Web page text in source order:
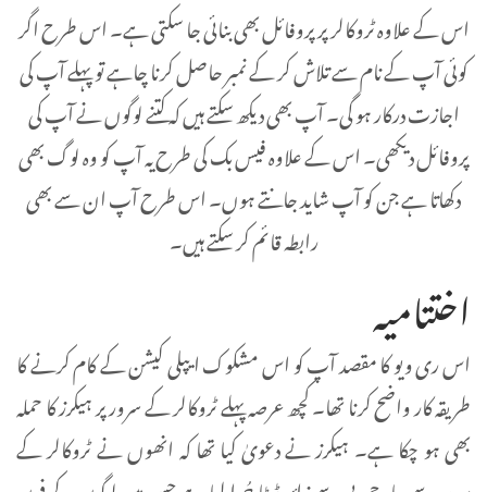
اس کے علاوہ ٹروکالر پر پروفائل بھی بنائی جا سکتی ہے۔ اس طرح اگر
کوئی آپ کے نام سے تلاش کر کے نمبر حاصل کرنا چاہے تو پہلے آپ کی
اجازت درکار ہو گی۔ آپ بھی دیکھ سکتے ہیں کہ کتنے لوگوں نے آپ کی
پروفائل دیکھی۔ اس کے علاوہ فیس بک کی طرح یہ آپ کو وہ لوگ بھی
دکھاتا ہے جن کو آپ شاید جانتے ہوں۔ اس طرح آپ ان سے بھی
رابطہ قائم کر سکتے ہیں۔
اختتامیہ
اس ری ویو کا مقصد آپ کو اس مشکوک ایپلی کیشن کے کام کرنے کا
طریقہ کار واضح کرنا تھا۔ کچھ عرصہ پہلے ٹروکالر کے سرور پر ہیکرز کا حملہ
بھی ہو چکا ہے۔ ہیکرز نے دعویٰ کیا تھا کہ انھوں نے ٹروکالر کے